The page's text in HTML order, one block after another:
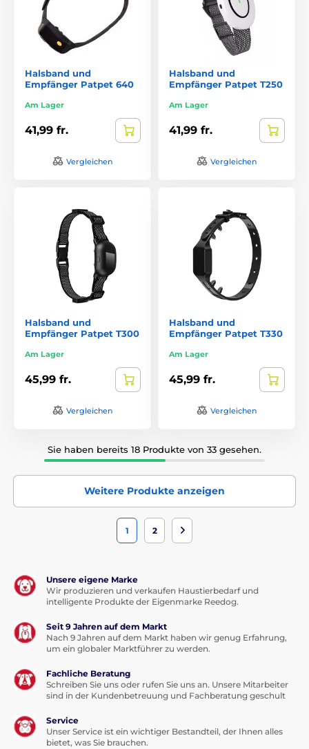
Halsband und
Empfänger Patpet 640
Am Lager
41,99 fr.
Vergleichen
Halsband und
Empfänger Patpet T250
Am Lager
41,99 fr.
Vergleichen
Halsband und
Empfänger Patpet T300
Am Lager
45,99 fr.
Vergleichen
Halsband und
Empfänger Patpet T330
Am Lager
45,99 fr.
Vergleichen
Sie haben bereits 18 Produkte von 33 gesehen.
Weitere Produkte anzeigen
1 2
Unsere eigene Marke
Wir produzieren und verkaufen Haustierbedarf und
intelligente Produkte der Eigenmarke Reedog.
Seit 9 Jahren auf dem Markt
Nach 9 Jahren auf dem Markt haben wir genug Erfahrung,
um ein globaler Marktführer zu werden.
Fachliche Beratung
Schreiben Sie uns oder rufen Sie uns an. Unsere Mitarbeiter
sind in der Kundenbetreuung und Fachberatung geschult
Service
Unser Service ist ein wichtiger Bestandteil, der Ihnen alles
bietet, was Sie brauchen.